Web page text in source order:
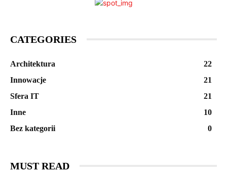
CATEGORIES
Architektura
22
Innowacje
21
Sfera IT
21
Inne
10
Bez kategorii
0
MUST READ